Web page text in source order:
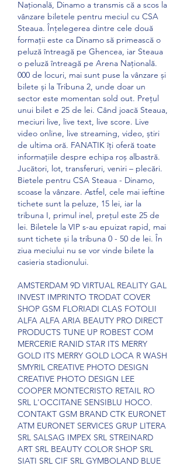
Națională, Dinamo a transmis că a scos la
vânzare biletele pentru meciul cu CSA
Steaua. Înțelegerea dintre cele două
formații este ca Dinamo să primească o
peluză întreagă pe Ghencea, iar Steaua
o peluză întreagă pe Arena Națională.
000 de locuri, mai sunt puse la vânzare și
bilete și la Tribuna 2, unde doar un
sector este momentan sold out. Prețul
unui bilet e 25 de lei. Când joacă Steaua,
meciuri live, live text, live score. Live
video online, live streaming, video, știri
de ultima oră. FANATIK îți oferă toate
informațiile despre echipa roș albastră.
Jucători, lot, transferuri, veniri – plecări.
Bietele pentru CSA Steaua - Dinamo,
scoase la vânzare. Astfel, cele mai ieftine
tichete sunt la peluze, 15 lei, iar la
tribuna I, primul inel, prețul este 25 de
lei. Biletele la VIP s-au epuizat rapid, mai
sunt tichete și la tribuna 0 - 50 de lei. În
ziua meciului nu se vor vinde bilete la
casieria stadionului.
AMSTERDAM 9D VIRTUAL REALITY GAL
INVEST IMPRINTO TRODAT COVER
SHOP GSM FLORIADI CLAS FOTOLII
ALFA ALFA ARIA BEAUTY PRO DIRECT
PRODUCTS TUNE UP ROBEST COM
MERCERIE RANID STAR ITS MERRY
GOLD ITS MERRY GOLD LOCA R WASH
SMYRIL CREATIVE PHOTO DESIGN
CREATIVE PHOTO DESIGN LEE
COOPER MONTECRISTO RETAIL RO
SRL L'OCCITANE SENSIBLU HOCO.
CONTAKT GSM BRAND CTK EURONET
ATM EURONET SERVICES GRUP LITERA
SRL SALSAG IMPEX SRL STREINARD
ART SRL BEAUTY COLOR SHOP SRL
SIATI SRL CIF SRL GYMBOLAND BLUE